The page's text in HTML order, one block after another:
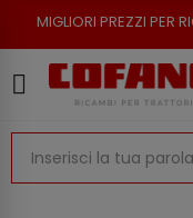
PREZZI PER RICAMBI PER